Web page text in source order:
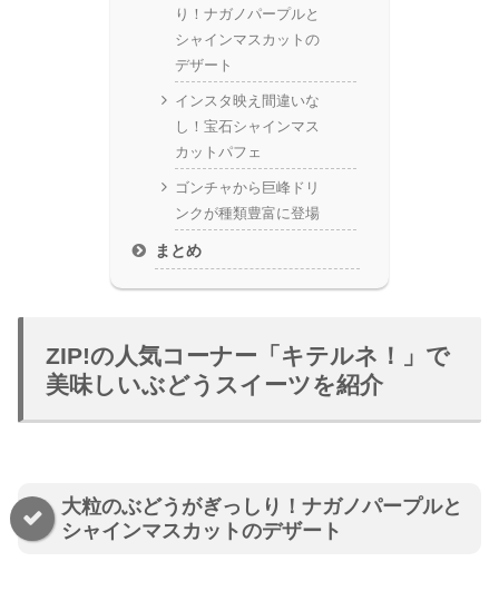
り！ナガノパープルと
シャインマスカットの
デザート
インスタ映え間違いな
し！宝石シャインマス
カットパフェ
ゴンチャから巨峰ドリ
ンクが種類豊富に登場
まとめ
ZIP!の人気コーナー「キテルネ！」で
美味しいぶどうスイーツを紹介
大粒のぶどうがぎっしり！ナガノパープルと
シャインマスカットのデザート